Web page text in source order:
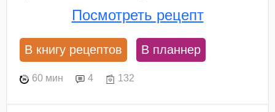
Посмотреть рецепт
В книгу рецептов В планнер
60 мин 4 132